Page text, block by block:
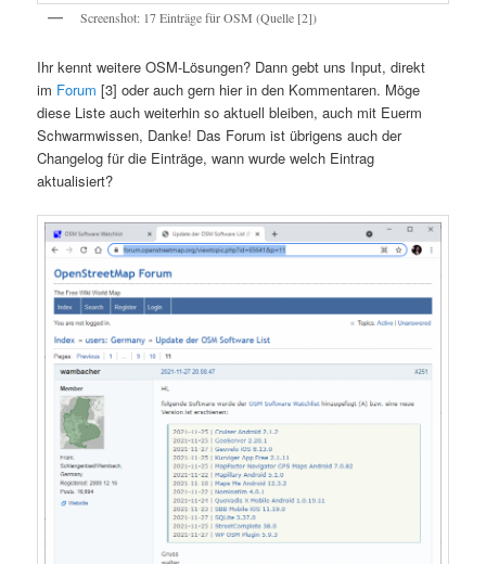
Screenshot: 17 Einträge für OSM (Quelle [2])
Ihr kennt weitere OSM-Lösungen? Dann gebt uns Input, direkt
im Forum [3] oder auch gern hier in den Kommentaren. Möge
diese Liste auch weiterhin so aktuell bleiben, auch mit Euerm
Schwarmwissen, Danke! Das Forum ist übrigens auch der
Changelog für die Einträge, wann wurde welch Eintrag
aktualisiert?